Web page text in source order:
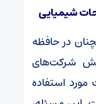
شیمیایی
در حافظه
شرکت‌های
مورد استفاده